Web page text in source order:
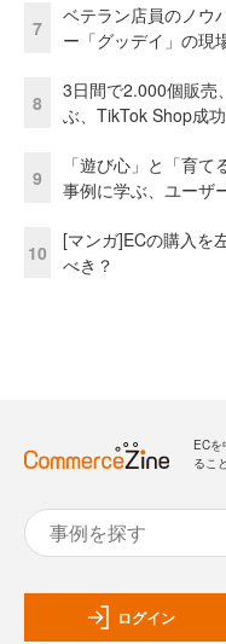
7
ベテラン店員のノウ
ー「グッデイ」の現
8
3日間で2.000個販売
ぶ、TikTok Shop成
9
「遊び心」と「育
事例に学ぶ、ユーザ
10
[マンガ]ECの購入を
べき？
EC
るこ
ログイン